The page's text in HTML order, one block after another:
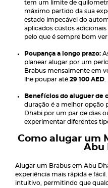
tem um limite de
máximo partido da sua
estado impecável do
aplicados custos adicionais
pelo que é sempre bom
Poupança a longo prazo:
planear alugar por um
Brabus mensalmente em
lhe poupar até 29 100 AED
Benefícios do aluguer de
duração é a melhor opção
Dhabi por um par de dias
experimentar diferentes
Como alugar um
Abu
Alugar um Brabus em Abu
experiência mais rápida e
intuitivo, permitindo que